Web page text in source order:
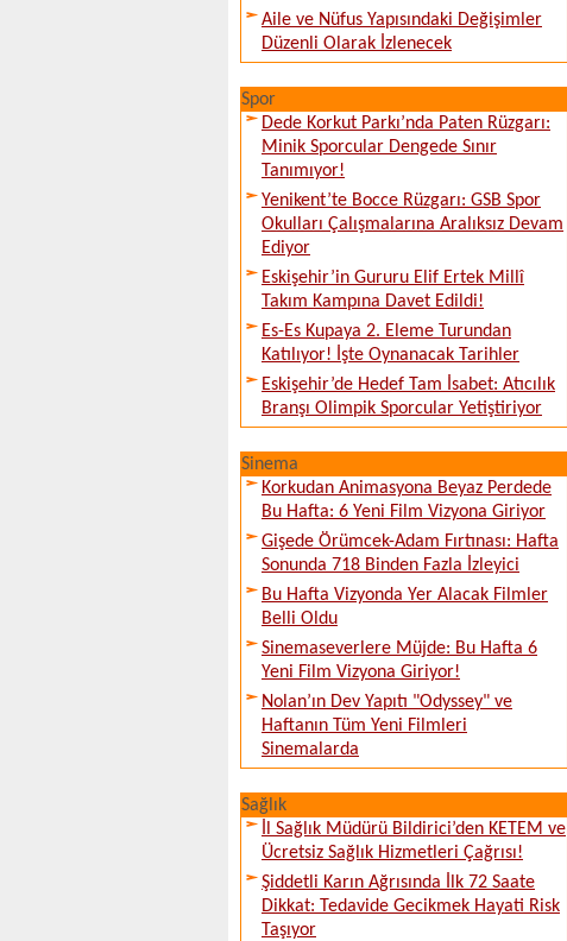
Aile ve Nüfus Yapısındaki Değişimler
Düzenli Olarak İzlenecek
Spor
Dede Korkut Parkı’nda Paten Rüzgarı:
Minik Sporcular Dengede Sınır
Tanımıyor!
Yenikent’te Bocce Rüzgarı: GSB Spor
Okulları Çalışmalarına Aralıksız Devam
Ediyor
Eskişehir’in Gururu Elif Ertek Millî
Takım Kampına Davet Edildi!
Es-Es Kupaya 2. Eleme Turundan
Katılıyor! İşte Oynanacak Tarihler
Eskişehir’de Hedef Tam İsabet: Atıcılık
Branşı Olimpik Sporcular Yetiştiriyor
Sinema
Korkudan Animasyona Beyaz Perdede
Bu Hafta: 6 Yeni Film Vizyona Giriyor
Gişede Örümcek-Adam Fırtınası: Hafta
Sonunda 718 Binden Fazla İzleyici
Bu Hafta Vizyonda Yer Alacak Filmler
Belli Oldu
Sinemaseverlere Müjde: Bu Hafta 6
Yeni Film Vizyona Giriyor!
Nolan’ın Dev Yapıtı "Odyssey" ve
Haftanın Tüm Yeni Filmleri
Sinemalarda
Sağlık
İl Sağlık Müdürü Bildirici’den KETEM ve
Ücretsiz Sağlık Hizmetleri Çağrısı!
Şiddetli Karın Ağrısında İlk 72 Saate
Dikkat: Tedavide Gecikmek Hayati Risk
Taşıyor